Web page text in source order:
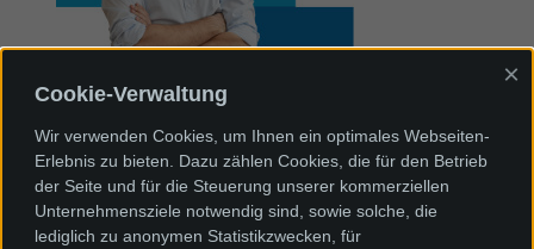
Wir bieten für Ihren Bedarf die optimale
Lösung.
Nehmen Sie Kontakt mit uns auf.
Telefon +49 (0)7622 / 66 71 15 - 0
Cookie-Verwaltung
×
Wir verwenden Cookies, um Ihnen ein optimales Webseiten-
Erlebnis zu bieten. Dazu zählen Cookies, die für den Betrieb
der Seite und für die Steuerung unserer kommerziellen
Unternehmensziele notwendig sind, sowie solche, die
lediglich zu anonymen Statistikzwecken, für